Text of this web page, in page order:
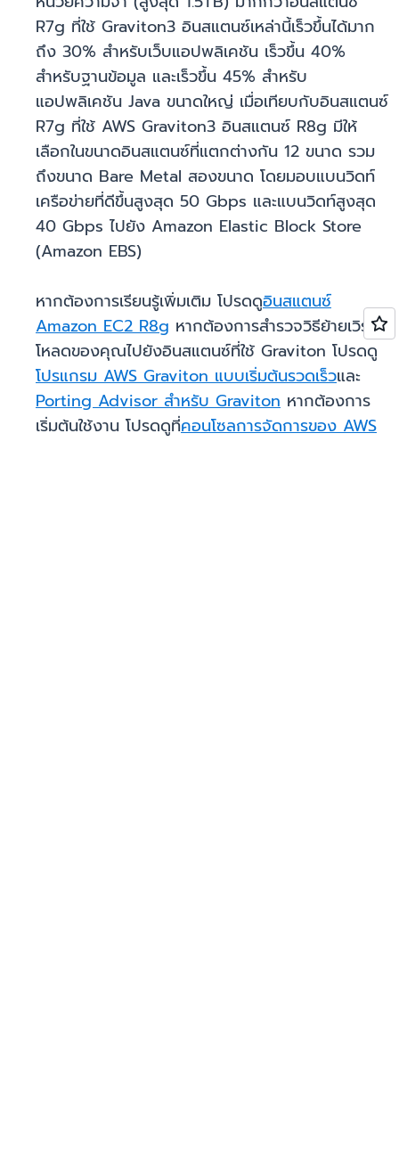
R7g ที่ใช้ Graviton3 อินสแตนซ์เหล่านี้เร็วขึ้นได้มาก
ถึง 30% สำหรับเว็บแอปพลิเคชัน เร็วขึ้น 40%
สำหรับฐานข้อมูล และเร็วขึ้น 45% สำหรับ
แอปพลิเคชัน Java ขนาดใหญ่ เมื่อเทียบกับอินสแตนซ์
R7g ที่ใช้ AWS Graviton3 อินสแตนซ์ R8g มีให้
เลือกในขนาดอินสแตนซ์ที่แตกต่างกัน 12 ขนาด รวม
ถึงขนาด Bare Metal สองขนาด โดยมอบแบนวิดท์
เครือข่ายที่ดีขึ้นสูงสุด 50 Gbps และแบนวิดท์สูงสุด
40 Gbps ไปยัง Amazon Elastic Block Store
(Amazon EBS)
หากต้องการเรียนรู้เพิ่มเติม โปรดดูอินสแตนซ์
Amazon EC2 R8g หากต้องการสำรวจวิธีย้ายเวิร์ก
โหลดของคุณไปยังอินสแตนซ์ที่ใช้ Graviton โปรดดู
โปรแกรม AWS Graviton แบบเริ่มต้นรวดเร็วและ
Porting Advisor สำหรับ Graviton หากต้องการ
เริ่มต้นใช้งาน โปรดดูที่คอนโซลการจัดการของ AWS